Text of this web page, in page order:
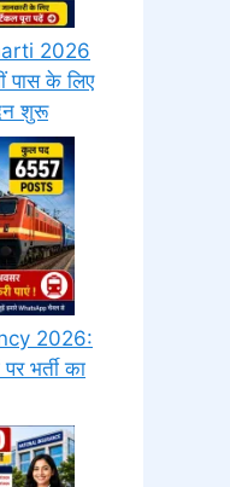
2026
पास के लिए
शुरू
2026:
भर्ती का